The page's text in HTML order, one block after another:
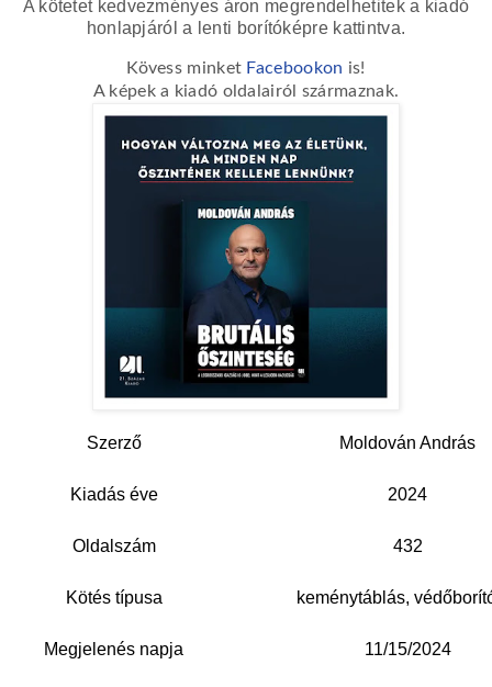
A kötetet kedvezményes áron megrendelhetitek a kiadó
honlapjáról a lenti borítóképre kattintva.
Kövess minket Facebookon is!
A képek a kiadó oldalairól származnak.
Szerző Moldován András
Kiadás éve 2024
Oldalszám 432
Kötés típusa keménytáblás,
Megjelenés napja 11/15/2024